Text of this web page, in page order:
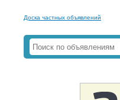
Доска частных объявлений